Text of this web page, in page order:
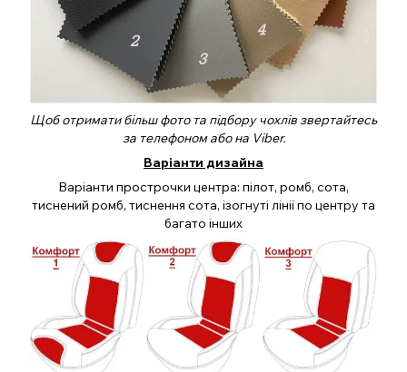
Щоб отримати більш фото та підбору чохлів звертайтесь
за телефоном або на Viber.
Варіанти дизайна
Варіанти прострочки центра: пілот, ромб, сота,
тиснений ромб, тиснення сота, ізогнуті лінії по центру та
багато інших